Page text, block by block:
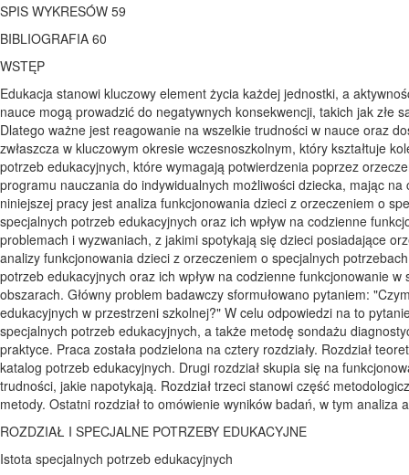
SPIS WYKRESÓW 59
BIBLIOGRAFIA 60
WSTĘP
Edukacja stanowi kluczowy element życia każdej jednostki, a
nauce mogą prowadzić do negatywnych konsekwencji, takich jak złe
Dlatego ważne jest reagowanie na wszelkie trudności w nauce oraz
zwłaszcza w kluczowym okresie wczesnoszkolnym, który kształtuje
potrzeb edukacyjnych, które wymagają potwierdzenia poprzez
programu nauczania do indywidualnych możliwości dziecka, mając
niniejszej pracy jest analiza funkcjonowania dzieci z orzeczeniem o
specjalnych potrzeb edukacyjnych oraz ich wpływ na codzienne
problemach i wyzwaniach, z jakimi spotykają się dzieci posiadające
analizy funkcjonowania dzieci z orzeczeniem o specjalnych
potrzeb edukacyjnych oraz ich wpływ na codzienne funkcjonowanie
obszarach. Główny problem badawczy sformułowano pytaniem:
edukacyjnych w przestrzeni szkolnej?" W celu odpowiedzi na to
specjalnych potrzeb edukacyjnych, a także metodę sondażu
praktyce. Praca została podzielona na cztery rozdziały. Rozdział
katalog potrzeb edukacyjnych. Drugi rozdział skupia się na
trudności, jakie napotykają. Rozdział trzeci stanowi część
metody. Ostatni rozdział to omówienie wyników badań, w tym
ROZDZIAŁ I SPECJALNE POTRZEBY EDUKACYJNE
Istota specjalnych potrzeb edukacyjnych